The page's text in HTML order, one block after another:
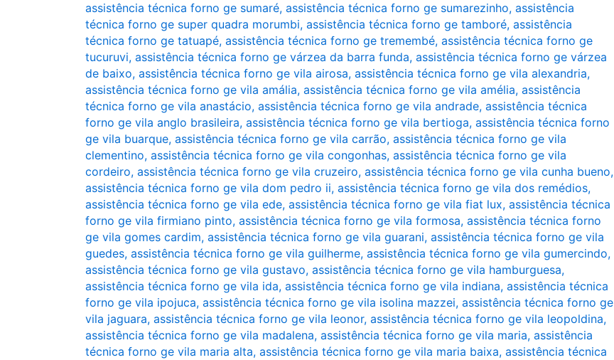
assistência técnica forno ge sumaré, assistência técnica forno ge sumarezinho, assistência
técnica forno ge super quadra morumbi, assistência técnica forno ge tamboré, assistência
técnica forno ge tatuapé, assistência técnica forno ge tremembé, assistência técnica forno ge
tucuruvi, assistência técnica forno ge várzea da barra funda, assistência técnica forno ge várzea
de baixo, assistência técnica forno ge vila airosa, assistência técnica forno ge vila alexandria,
assistência técnica forno ge vila amália, assistência técnica forno ge vila amélia, assistência
técnica forno ge vila anastácio, assistência técnica forno ge vila andrade, assistência técnica
forno ge vila anglo brasileira, assistência técnica forno ge vila bertioga, assistência técnica forno
ge vila buarque, assistência técnica forno ge vila carrão, assistência técnica forno ge vila
clementino, assistência técnica forno ge vila congonhas, assistência técnica forno ge vila
cordeiro, assistência técnica forno ge vila cruzeiro, assistência técnica forno ge vila cunha bueno,
assistência técnica forno ge vila dom pedro ii, assistência técnica forno ge vila dos remédios,
assistência técnica forno ge vila ede, assistência técnica forno ge vila fiat lux, assistência técnica
forno ge vila firmiano pinto, assistência técnica forno ge vila formosa, assistência técnica forno
ge vila gomes cardim, assistência técnica forno ge vila guarani, assistência técnica forno ge vila
guedes, assistência técnica forno ge vila guilherme, assistência técnica forno ge vila gumercindo,
assistência técnica forno ge vila gustavo, assistência técnica forno ge vila hamburguesa,
assistência técnica forno ge vila ida, assistência técnica forno ge vila indiana, assistência técnica
forno ge vila ipojuca, assistência técnica forno ge vila isolina mazzei, assistência técnica forno ge
vila jaguara, assistência técnica forno ge vila leonor, assistência técnica forno ge vila leopoldina,
assistência técnica forno ge vila madalena, assistência técnica forno ge vila maria, assistência
técnica forno ge vila maria alta, assistência técnica forno ge vila maria baixa, assistência técnica